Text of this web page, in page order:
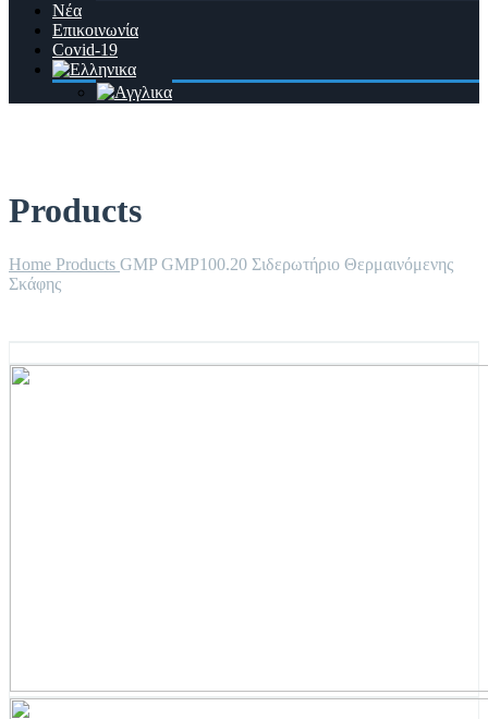
Νέα
Επικοινωνία
Covid-19
Products
Home Products GMP GMP100.20 Σιδερωτήριο Θερμαινόμενης
Σκάφης